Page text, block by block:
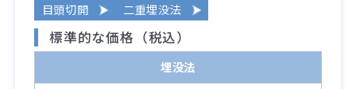
目頭切開 二重埋没法
標準的な価格（税込）
埋没法